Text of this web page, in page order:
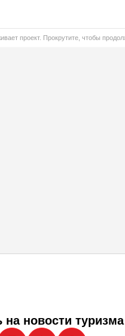
проект. Прокрутите, чтобы
новости туризма